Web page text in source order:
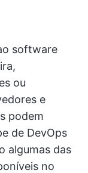
software
ou
e
podem
de DevOps
algumas das
no